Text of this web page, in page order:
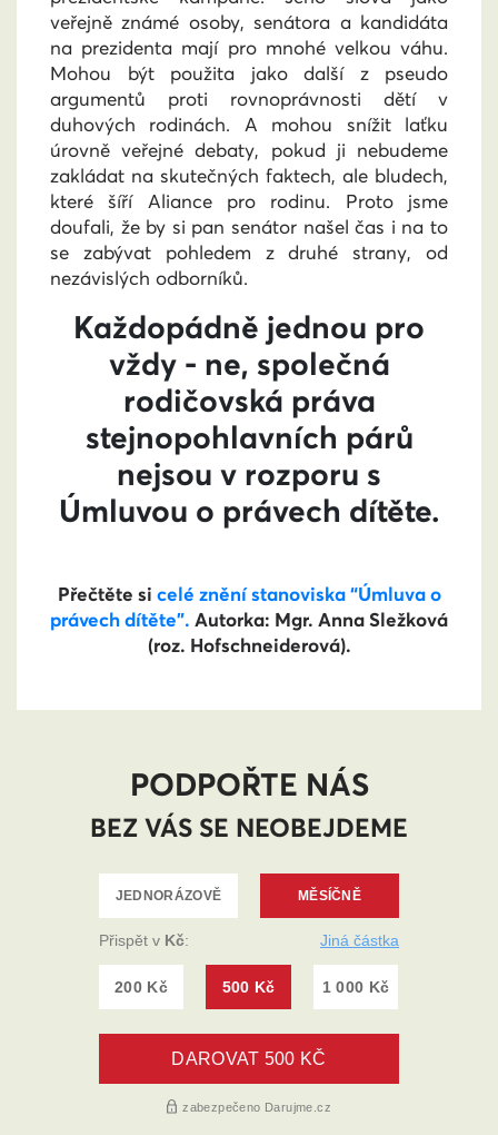
veřejně známé osoby, senátora a kandidáta
na prezidenta mají pro mnohé velkou váhu.
Mohou být použita jako další z pseudo
argumentů proti rovnoprávnosti dětí v
duhových rodinách. A mohou snížit laťku
úrovně veřejné debaty, pokud ji nebudeme
zakládat na skutečných faktech, ale bludech,
které šíří Aliance pro rodinu. Proto jsme
doufali, že by si pan senátor našel čas i na to
se zabývat pohledem z druhé strany, od
nezávislých odborníků.
Každopádně jednou pro
vždy - ne, společná
rodičovská práva
stejnopohlavních párů
nejsou v rozporu s
Úmluvou o právech dítěte.
Přečtěte si celé znění stanoviska “Úmluva o
právech dítěte”. Autorka: Mgr. Anna Sležková
(roz. Hofschneiderová).
PODPOŘTE NÁS
BEZ VÁS SE NEOBEJDEME